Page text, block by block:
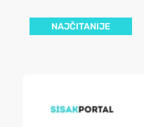
NAJČITANIJE